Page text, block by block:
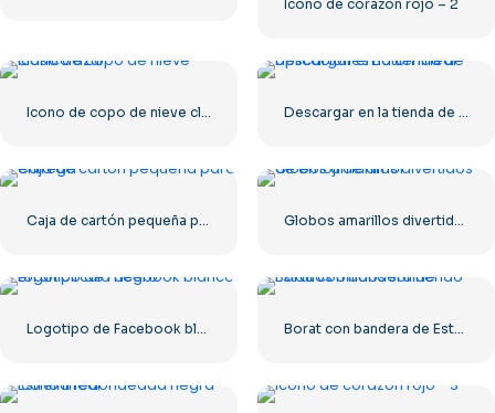
Icono de corazón rojo – 2
Borat con bandera de Estados Unidos sonriendo